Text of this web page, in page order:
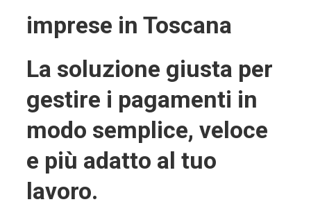
imprese in Toscana
La soluzione giusta per
gestire i pagamenti in
modo semplice, veloce
e più adatto al tuo
lavoro.